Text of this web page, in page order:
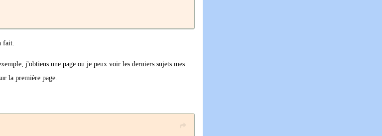
fait.
j'obtiens une page ou je peux voir les derniers sujets mes
la première page.